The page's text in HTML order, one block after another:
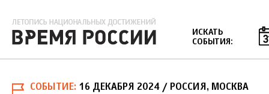
ИСКАТЬ
СОБЫТИЯ:
СОБЫТИЕ 16 ДЕКАБРЯ 2024 / РОССИЯ, МОСКВА